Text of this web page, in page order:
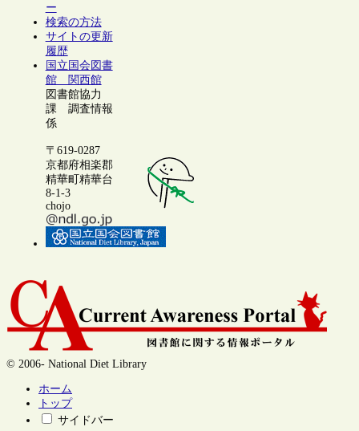
ー
検索の方法
サイトの更新
履歴
国立国会図書
館 関西館
図書館協力
課 調査情報
係
〒619-0287
京都府相楽郡
精華町精華台
8-1-3
chojo
© 2006- National Diet Library
ホーム
トップ
サイドバー